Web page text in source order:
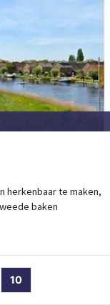
herkenbaar te maken,
baken
10